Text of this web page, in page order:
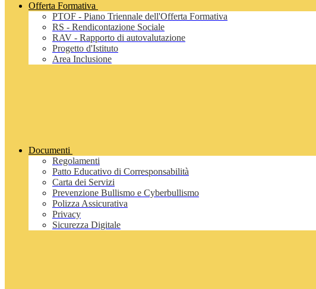
Offerta Formativa
PTOF - Piano Triennale dell'Offerta Formativa
RS - Rendicontazione Sociale
RAV - Rapporto di autovalutazione
Progetto d'Istituto
Area Inclusione
Documenti
Regolamenti
Patto Educativo di Corresponsabilità
Carta dei Servizi
Prevenzione Bullismo e Cyberbullismo
Polizza Assicurativa
Privacy
Sicurezza Digitale